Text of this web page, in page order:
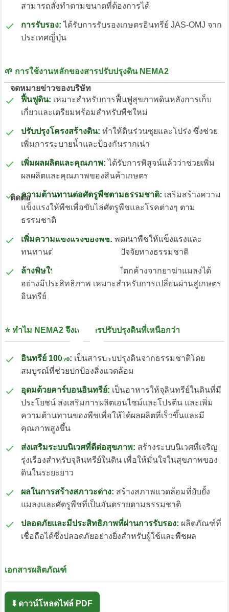
จดหมายข่าวของบริษัท
ติดต่อ
สามารถสั่งทำตามขนาดที่ต้องการได้
การรับรอง: ได้รับการรับรองเกษตรอินทรีย์ JAS-OMJ จาก
ประเทศญี่ปุ่น
🌱 การใช้งานหลักของสารปรับปรุงดิน NEMA2
ฟื้นฟูดิน: เหมาะสำหรับการฟื้นฟูสุขภาพดินหลังการเก็บ
เกี่ยวและเตรียมพร้อมสำหรับพืชใหม่
ปรับปรุงโครงสร้างดิน: ทำให้ดินร่วนซุยและโปร่ง ซึ่งช่วย
เพิ่มการระบายน้ำและป้องกันรากเน่า
เพิ่มผลผลิตและคุณภาพ: ได้รับการพิสูจน์แล้วว่าช่วยเพิ่ม
ผลผลิตและคุณภาพของสินค้าเกษตร
ความต้านทานต่อศัตรูพืชตามธรรมชาติ: เสริมสร้างความ
แข็งแรงให้พืชเพื่อขับไล่ศัตรูพืชและโรคต่างๆ ตาม
ธรรมชาติ
เพิ่มความแข็งแรงของพืช: พัฒนาพืชให้แข็งแรงและ
ทนทานต่อความเสียหายจากปัจจัยทางธรรมชาติ
ล้างพิษในดิน:
จัดการสารเคมีตกค้างจากยาฆ่าแมลงได้
อย่างมีประสิทธิภาพ เหมาะสำหรับการเปลี่ยนผ่านสู่เกษตร
อินทรีย์
⭐ ทำไม NEMA2 จึงเป็นสารปรับปรุงดินที่เหนือกว่า
อินทรีย์ 100%: เป็นสารปรับปรุงดินจากธรรมชาติโดย
สมบูรณ์ที่ช่วยปกป้องสิ่งแวดล้อม
อุดมด้วยคาร์บอนอินทรีย์: เป็นอาหารให้จุลินทรีย์ในดินที่มี
ประโยชน์ ส่งเสริมการผลิตเอนไซม์และโปรตีน และเพิ่ม
ความต้านทานของพืชเพื่อให้ได้ผลผลิตที่เร็วขึ้นและมี
คุณภาพสูงขึ้น
ส่งเสริมระบบนิเวศที่ดีต่อสุขภาพ: สร้างระบบนิเวศที่เจริญ
รุ่งเรืองสำหรับจุลินทรีย์ในดิน เพื่อให้มั่นใจในสุขภาพของ
ดินในระยะยาว
ผลในการสร้างสภาวะด่าง: สร้างสภาพแวดล้อมที่ยับยั้ง
แมลงและศัตรูพืชที่เป็นอันตรายตามธรรมชาติ
ปลอดภัยและมีประสิทธิภาพที่ผ่านการรับรอง: ผลิตภัณฑ์ที่
เชื่อถือได้ซึ่งปลอดภัยอย่างยิ่งสำหรับผู้ใช้และพืชผล
เอกสารผลิตภัณฑ์
⬇️ ดาวน์โหลดไฟล์ PDF